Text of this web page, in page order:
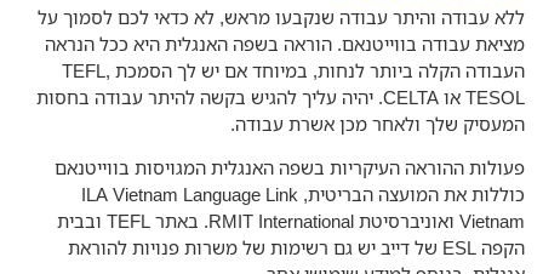
עבודה והיתר עבודה שנקבעו מראש, לא כדאי לכם לסמוך על
עבודה בווייטנאם. הוראה בשפה האנגלית היא ככל הנראה
העבודה הקלה ביותר לנחות, במיוחד אם יש לך הסמכת TEFL,
TESOL או CELTA. יהיה עליך להגיש בקשה להיתר עבודה בחסות
שלך ולאחר מכן אשרת עבודה.
ההוראה העיקריות בשפה האנגלית המגויסות בווייטנאם
כוללות את המועצה הבריטית, ILA Vietnam Language Link
Vietnam ואוניברסיטת RMIT International. באתר TEFL ובבית
הקפה ESL של דייב יש גם רשימות של משרות פנויות להוראת